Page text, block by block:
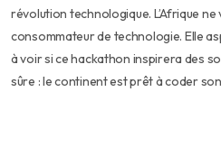
révolution technologique. L’Afrique ne
consommateur de technologie. Elle
à voir si ce hackathon inspirera des
sûre : le continent est prêt à coder